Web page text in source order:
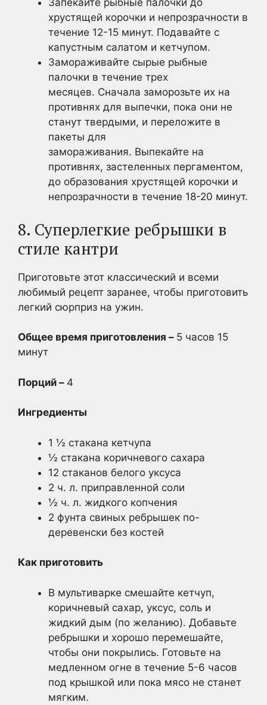
Запекайте рыбные палочки до
хрустящей корочки и непрозрачности в
течение 12-15 минут. Подавайте с
капустным салатом и кетчупом.
Замораживайте сырые рыбные
палочки в течение трех
месяцев. Сначала заморозьте их на
противнях для выпечки, пока они не
станут твердыми, и переложите в
пакеты для
замораживания. Выпекайте на
противнях, застеленных пергаментом,
до образования хрустящей корочки и
непрозрачности в течение 18-20 минут.
8. Суперлегкие ребрышки в
стиле кантри
Приготовьте этот классический и всеми
любимый рецепт заранее, чтобы приготовить
легкий сюрприз на ужин.
Общее время приготовления – 5 часов 15
минут
Порций – 4
Ингредиенты
1 ½ стакана кетчупа
½ стакана коричневого сахара
12 стаканов белого уксуса
2 ч. л. приправленной соли
½ ч. л. жидкого копчения
2 фунта свиных ребрышек по-
деревенски без костей
Как приготовить
В мультиварке смешайте кетчуп,
коричневый сахар, уксус, соль и
жидкий дым (по желанию). Добавьте
ребрышки и хорошо перемешайте,
чтобы они покрылись. Готовьте на
медленном огне в течение 5-6 часов
под крышкой или пока мясо не станет
мягким.